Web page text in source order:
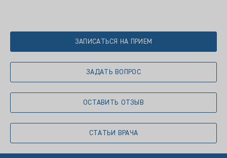
ЗАПИСАТЬСЯ НА ПРИЕМ
ЗАДАТЬ ВОПРОС
ОСТАВИТЬ ОТЗЫВ
СТАТЬИ ВРАЧА